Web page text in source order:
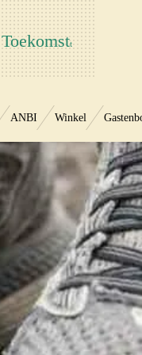
Toekomstt
ANBI Winkel